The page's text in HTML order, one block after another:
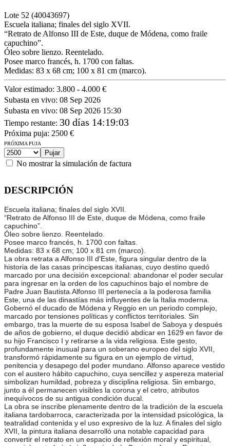
Lote 52 (40043697)
Escuela italiana; finales del siglo XVII.
“Retrato de Alfonso III de Este, duque de Módena, como fraile
capuchino”.
Óleo sobre lienzo. Reentelado.
Posee marco francés, h. 1700 con faltas.
Medidas: 83 x 68 cm; 100 x 81 cm (marco).
Valor estimado: 3.800 - 4.000 €
Subasta en vivo: 08 Sep 2026
Subasta en vivo: 08 Sep 2026 15:30
Tiempo restante: 30 días 14:19:03
Próxima puja: 2500 €
PRÓXIMA PUJA
No mostrar la simulación de factura
DESCRIPCIÓN
Escuela italiana; finales del siglo XVII.
“Retrato de Alfonso III de Este, duque de Módena, como fraile
capuchino”.
Óleo sobre lienzo. Reentelado.
Posee marco francés, h. 1700 con faltas.
Medidas: 83 x 68 cm; 100 x 81 cm (marco).
La obra retrata a Alfonso III d'Este, figura singular dentro de la
historia de las casas principescas italianas, cuyo destino quedó
marcado por una decisión excepcional: abandonar el poder secular
para ingresar en la orden de los capuchinos bajo el nombre de
Padre Juan Bautista.Alfonso III pertenecía a la poderosa familia
Este, una de las dinastías más influyentes de la Italia moderna.
Gobernó el ducado de Módena y Reggio en un periodo complejo,
marcado por tensiones políticas y conflictos territoriales. Sin
embargo, tras la muerte de su esposa Isabel de Saboya y después
de años de gobierno, el duque decidió abdicar en 1629 en favor de
su hijo Francisco I y retirarse a la vida religiosa. Este gesto,
profundamente inusual para un soberano europeo del siglo XVII,
transformó rápidamente su figura en un ejemplo de virtud,
penitencia y desapego del poder mundano. Alfonso aparece vestido
con el austero hábito capuchino, cuya sencillez y aspereza material
simbolizan humildad, pobreza y disciplina religiosa. Sin embargo,
junto a él permanecen visibles la corona y el cetro, atributos
inequívocos de su antigua condición ducal.
La obra se inscribe plenamente dentro de la tradición de la escuela
italiana tardobarroca, caracterizada por la intensidad psicológica, la
teatralidad contenida y el uso expresivo de la luz. A finales del siglo
XVII, la pintura italiana desarrolló una notable capacidad para
convertir el retrato en un espacio de reflexión moral y espiritual,